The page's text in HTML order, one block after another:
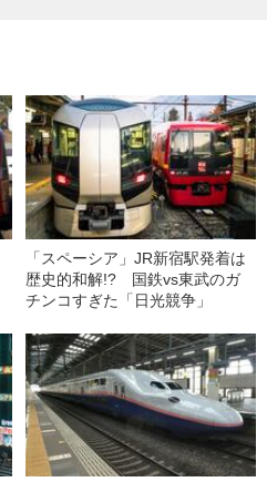
「スペーシア」JR新宿駅発着は
歴史的和解!? 国鉄vs東武のガ
チンコすぎた「日光競争」